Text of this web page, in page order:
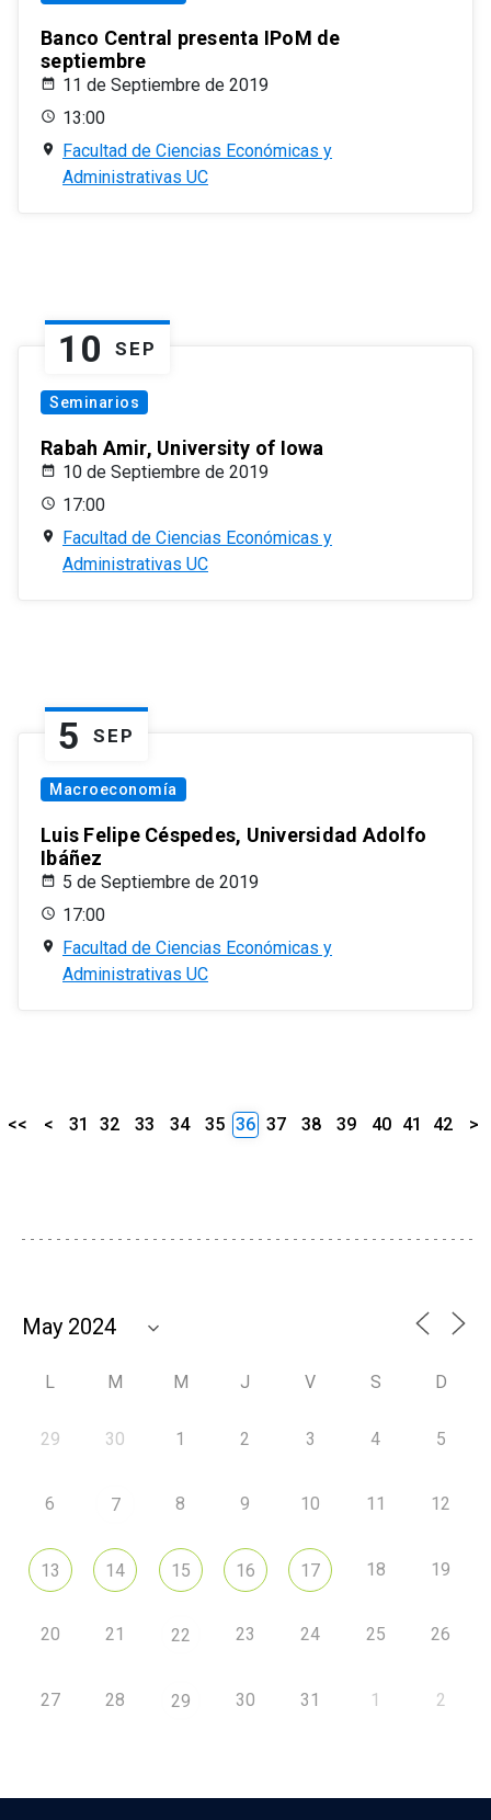
Banco Central presenta IPoM de
septiembre
11 de Septiembre de 2019
13:00
Facultad de Ciencias Económicas y
Administrativas UC
10 SEP
Seminarios
Rabah Amir, University of Iowa
10 de Septiembre de 2019
17:00
Facultad de Ciencias Económicas y
Administrativas UC
5 SEP
Macroeconomía
Luis Felipe Céspedes, Universidad Adolfo
Ibáñez
5 de Septiembre de 2019
17:00
Facultad de Ciencias Económicas y
Administrativas UC
<< < 31 32 33 34 35 36 37 38 39 40 41 42 >
L M M J V S D
29 30 1 2 3 4 5
6 7 8 9 10 11 12
13 14 15 16 17 18 19
20 21 22 23 24 25 26
27 28 29 30 31 1 2